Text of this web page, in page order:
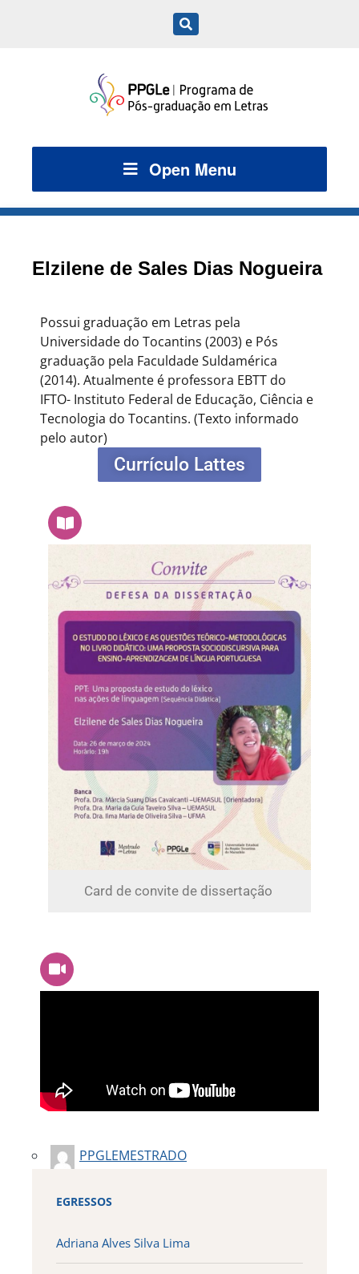
Open Menu
Elzilene de Sales Dias Nogueira
Possui graduação em Letras pela
Universidade do Tocantins (2003) e Pós
graduação pela Faculdade Suldamérica
(2014). Atualmente é professora EBTT do
IFTO- Instituto Federal de Educação, Ciência e
Tecnologia do Tocantins. (Texto informado
pelo autor)
Currículo Lattes
Card de convite de dissertação ​
PPGLEMESTRADO
EGRESSOS
Adriana Alves Silva Lima